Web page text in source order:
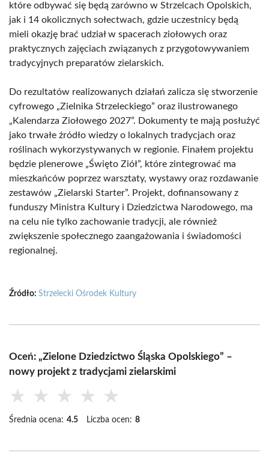
które odbywać się będą zarówno w Strzelcach Opolskich,
jak i 14 okolicznych sołectwach, gdzie uczestnicy będą
mieli okazję brać udział w spacerach ziołowych oraz
praktycznych zajęciach związanych z przygotowywaniem
tradycyjnych preparatów zielarskich.
Do rezultatów realizowanych działań zalicza się stworzenie
cyfrowego „Zielnika Strzeleckiego” oraz ilustrowanego
„Kalendarza Ziołowego 2027”. Dokumenty te mają posłużyć
jako trwałe źródło wiedzy o lokalnych tradycjach oraz
roślinach wykorzystywanych w regionie. Finałem projektu
będzie plenerowe „Święto Ziół”, które zintegrować ma
mieszkańców poprzez warsztaty, wystawy oraz rozdawanie
zestawów „Zielarski Starter”. Projekt, dofinansowany z
funduszy Ministra Kultury i Dziedzictwa Narodowego, ma
na celu nie tylko zachowanie tradycji, ale również
zwiększenie społecznego zaangażowania i świadomości
regionalnej.
Źródło: Strzelecki Ośrodek Kultury
Oceń: „Zielone Dziedzictwo Śląska Opolskiego” –
nowy projekt z tradycjami zielarskimi
★ ★ ★ ★ ★
Średnia ocena: 4.5 Liczba ocen: 8